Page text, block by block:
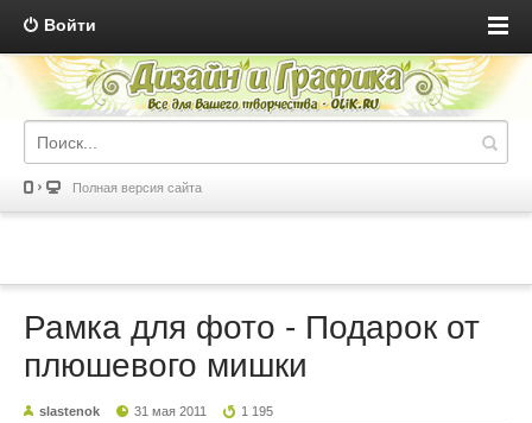
Войти
Полная версия сайта
Рамка для фото - Подарок от
плюшевого мишки
slastenok 31 мая 2011 1 195